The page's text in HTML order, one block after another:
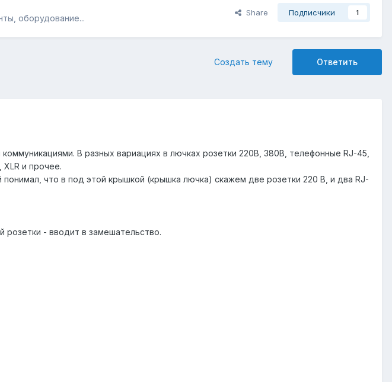
оборудование...
Share Подписчики 1
Ответить
Создать тему
В разных вариациях в лючках розетки 220В, 380В, телефонные RJ-45,
и прочее.
что в под этой крышкой (крышка лючка) скажем две розетки 220 В, и два RJ-
розетки - вводит в замешательство.